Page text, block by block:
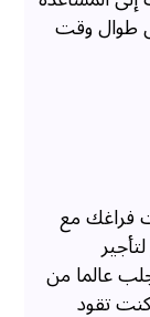
طوال وقت
فراغك مع
عالما من
تقود